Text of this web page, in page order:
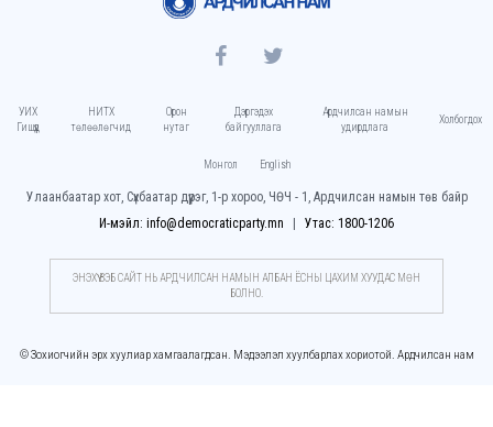
УИХ
Гишүүд
НИТХ
төлөөлөгчид
Орон
нутаг
Дэргэдэх
байгууллага
Ардчилсан намын
удирдлага
Холбогдох
Монгол English
Улаанбаатар хот, Сүхбаатар дүүрэг, 1-р хороо, ЧӨЧ - 1, Ардчилсан намын төв байр
И-мэйл: info@democraticparty.mn
Утас: 1800-1206
ЭНЭХҮҮ ВЭБ САЙТ НЬ АРДЧИЛСАН НАМЫН АЛБАН ЁСНЫ ЦАХИМ ХУУДАC МӨН
БОЛНО.
© Зохиогчийн эрх хуулиар хамгаалагдсан. Мэдээлэл хуулбарлах хориотой. Ардчилсан нам